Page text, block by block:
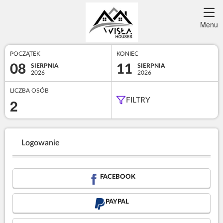
Menu
POCZĄTEK
08
SIERPNIA
2026
KONIEC
11
SIERPNIA
2026
LICZBA OSÓB
2 FILTRY
Logowanie
FACEBOOK
PAYPAL